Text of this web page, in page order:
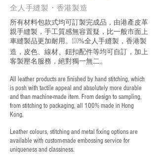
全人手縫製・香港製造
所有材料包款式均可訂製完成品，由港產皮革
親手縫製，手工質感無容置疑，比一般市面上
車縫製品更加耐用。 100%全人手縫製，香港製
造，皮色、線材、鈕扣配件等均可自訂，加上
客製壓名服務，絕對獨一無二。
All leather products are finished by hand stitching, which
is posh with tactile appeal and absolutely more durable
and than machine-made item. From design to sampling,
from stitching to packaging, all 100% made in Hong
Kong.
Leather colours, stitching and metal fixing options are
available with custom-made embossing service for
uniqueness and classiness.